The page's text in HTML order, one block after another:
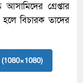
গ্রেপ্তার
বিচারক তাদের